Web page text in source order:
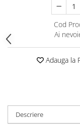
Cod
Ai
Adauga la
Descriere